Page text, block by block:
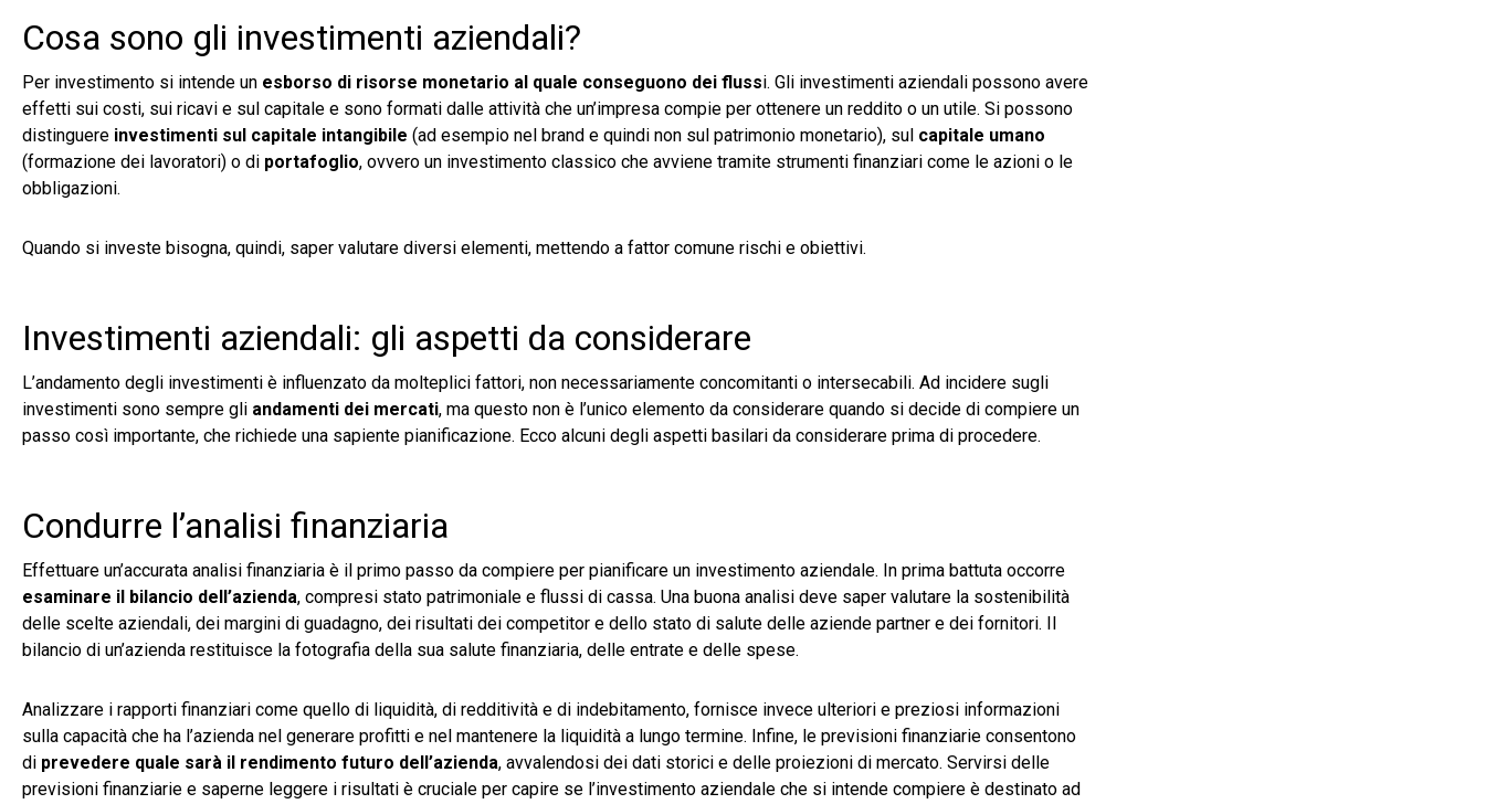
Cosa sono gli investimenti aziendali?
Per investimento si intende un esborso di risorse monetario al quale conseguono dei flussi. Gli investimenti aziendali possono avere
effetti sui costi, sui ricavi e sul capitale e sono formati dalle attività che un’impresa compie per ottenere un reddito o un utile. Si possono
distinguere investimenti sul capitale intangibile (ad esempio nel brand e quindi non sul patrimonio monetario), sul capitale umano
(formazione dei lavoratori) o di portafoglio, ovvero un investimento classico che avviene tramite strumenti finanziari come le azioni o le
obbligazioni.
Quando si investe bisogna, quindi, saper valutare diversi elementi, mettendo a fattor comune rischi e obiettivi.
Investimenti aziendali: gli aspetti da considerare
L’andamento degli investimenti è influenzato da molteplici fattori, non necessariamente concomitanti o intersecabili. Ad incidere sugli
investimenti sono sempre gli andamenti dei mercati, ma questo non è l’unico elemento da considerare quando si decide di compiere un
passo così importante, che richiede una sapiente pianificazione. Ecco alcuni degli aspetti basilari da considerare prima di procedere.
Condurre l’analisi finanziaria
Effettuare un’accurata analisi finanziaria è il primo passo da compiere per pianificare un investimento aziendale. In prima battuta occorre
esaminare il bilancio dell’azienda, compresi stato patrimoniale e flussi di cassa. Una buona analisi deve saper valutare la sostenibilità
delle scelte aziendali, dei margini di guadagno, dei risultati dei competitor e dello stato di salute delle aziende partner e dei fornitori. Il
bilancio di un’azienda restituisce la fotografia della sua salute finanziaria, delle entrate e delle spese.
Analizzare i rapporti finanziari come quello di liquidità, di redditività e di indebitamento, fornisce invece ulteriori e preziosi informazioni
sulla capacità che ha l’azienda nel generare profitti e nel mantenere la liquidità a lungo termine. Infine, le previsioni finanziarie consentono
di prevedere quale sarà il rendimento futuro dell’azienda, avvalendosi dei dati storici e delle proiezioni di mercato. Servirsi delle
previsioni finanziarie e saperne leggere i risultati è cruciale per capire se l’investimento aziendale che si intende compiere è destinato ad